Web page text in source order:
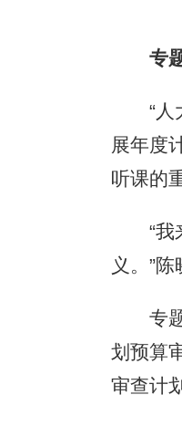
专
“人大
展年度
听课的
“我来
义。”陈
专题
划预算
审查计